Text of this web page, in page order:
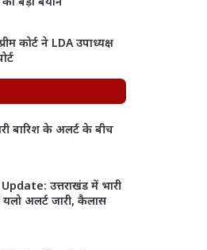
कोर्ट ने LDA उपाध्यक्ष
बारिश के अलर्ट के बीच
उत्तराखंड में भारी
अलर्ट जारी, कैलास